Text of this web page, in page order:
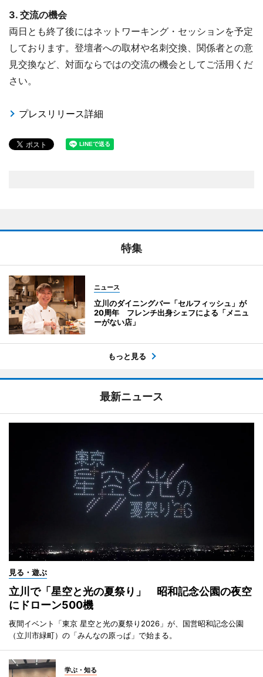
3. 交流の機会
両日とも終了後にはネットワーキング・セッションを予定
しております。登壇者への取材や名刺交換、関係者との意
見交換など、対面ならではの交流の機会としてご活用くだ
さい。
プレスリリース詳細
特集
ニュース
立川のダイニングバー「セルフィッシュ」が
20周年 フレンチ出身シェフによる「メニュ
ーがない店」
もっと見る
最新ニュース
見る・遊ぶ
立川で「星空と光の夏祭り」 昭和記念公園の夜空
にドローン500機
夜間イベント「東京 星空と光の夏祭り2026」が、国営昭和記念公園
（立川市緑町）の「みんなの原っぱ」で始まる。
学ぶ・知る